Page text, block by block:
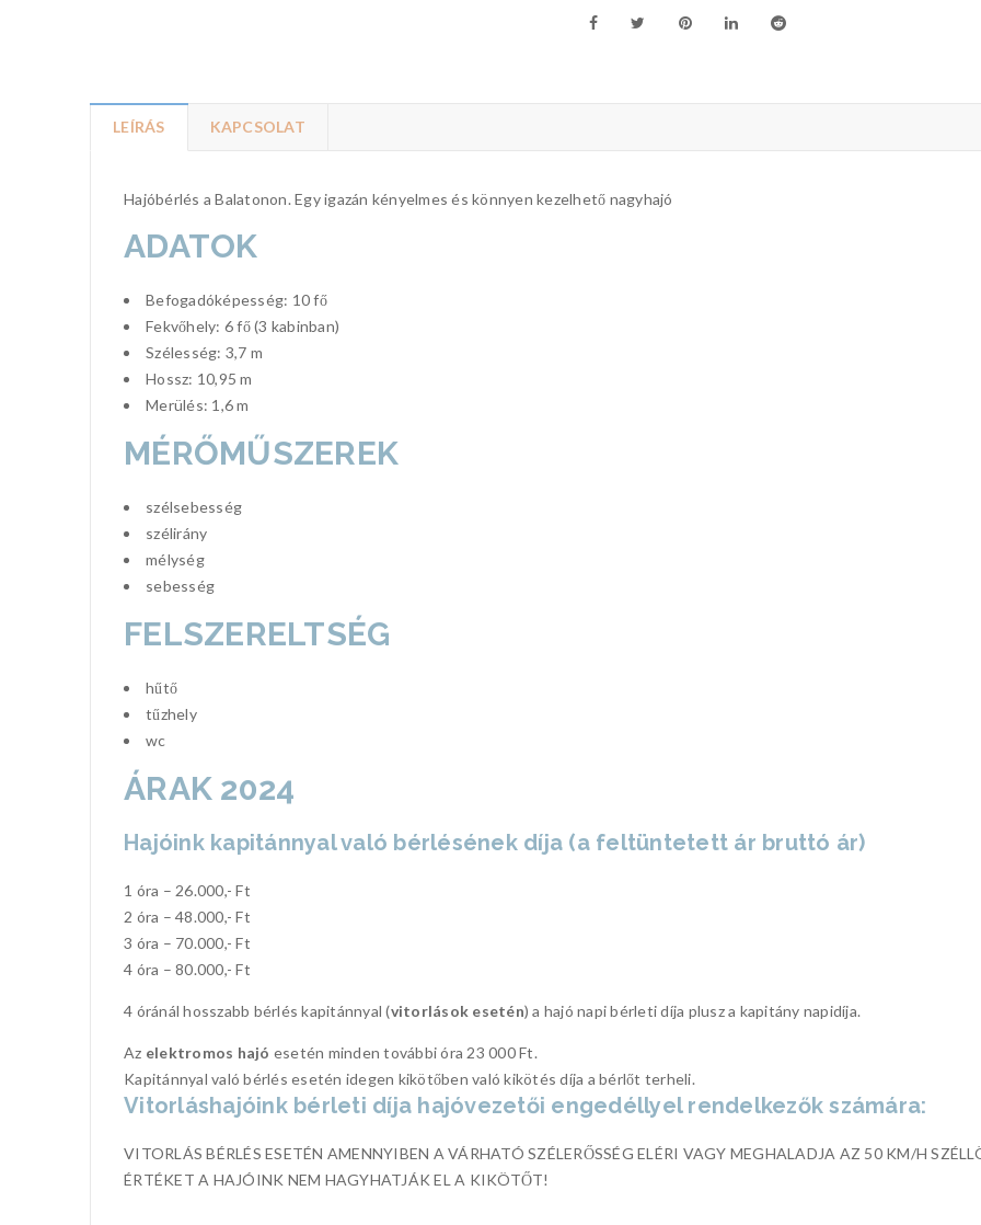
LEÍRÁS KAPCSOLAT
Hajóbérlés a Balatonon. Egy igazán kényelmes és könnyen kezelhető nagyhajó
ADATOK
Befogadóképesség: 10 fő
Fekvőhely: 6 fő (3 kabinban)
Szélesség: 3,7 m
Hossz: 10,95 m
Merülés: 1,6 m
MÉRŐMŰSZEREK
szélsebesség
szélirány
mélység
sebesség
FELSZERELTSÉG
hűtő
tűzhely
wc
ÁRAK 2024
Hajóink kapitánnyal való bérlésének díja (a feltüntetett ár bruttó ár)
1 óra – 26.000,- Ft
2 óra – 48.000,- Ft
3 óra – 70.000,- Ft
4 óra – 80.000,- Ft
4 óránál hosszabb bérlés kapitánnyal (vitorlások esetén) a hajó napi bérleti díja plusz a kapitány napidíja.
Az elektromos hajó esetén minden további óra 23 000 Ft.
Kapitánnyal való bérlés esetén idegen kikötőben való kikötés díja a bérlőt terheli.
Vitorláshajóink bérleti díja hajóvezetői engedéllyel rendelkezők számára:
VITORLÁS BÉRLÉS ESETÉN AMENNYIBEN A VÁRHATÓ SZÉLERŐSSÉG ELÉRI VAGY MEGHALADJA AZ 50 KM/H
ÉRTÉKET A HAJÓINK NEM HAGYHATJÁK EL A KIKÖTŐT!